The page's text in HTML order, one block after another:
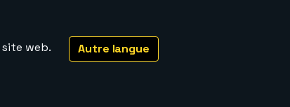
Autre langue
web.